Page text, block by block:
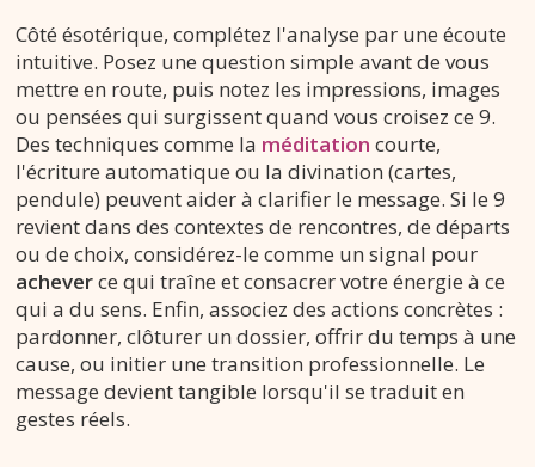
Côté ésotérique, complétez l'analyse par une écoute
intuitive. Posez une question simple avant de vous
mettre en route, puis notez les impressions, images
ou pensées qui surgissent quand vous croisez ce 9.
Des techniques comme la méditation courte,
l'écriture automatique ou la divination (cartes,
pendule) peuvent aider à clarifier le message. Si le 9
revient dans des contextes de rencontres, de départs
ou de choix, considérez-le comme un signal pour
acheverce qui traîne et consacrer votre énergie à ce
qui a du sens. Enfin, associez des actions concrètes :
pardonner, clôturer un dossier, offrir du temps à une
cause, ou initier une transition professionnelle. Le
message devient tangible lorsqu'il se traduit en
gestes réels.